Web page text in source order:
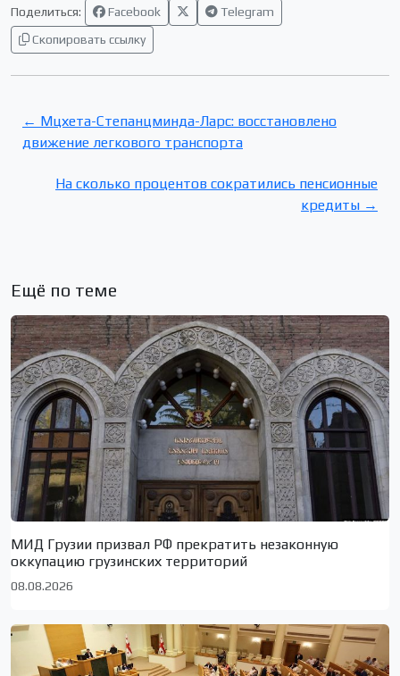
Поделиться: Facebook
Telegram
Скопировать ссылку
← Мцхета-Степанцминда-Ларс: восстановлено
движение легкового транспорта
На сколько процентов сократились пенсионные
кредиты →
Ещё по теме
МИД Грузии призвал РФ прекратить незаконную
оккупацию грузинских территорий
08.08.2026